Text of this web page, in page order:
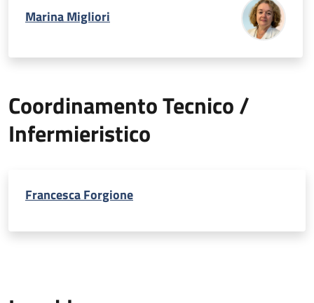
Marina Migliori
Coordinamento Tecnico /
Infermieristico
Francesca Forgione